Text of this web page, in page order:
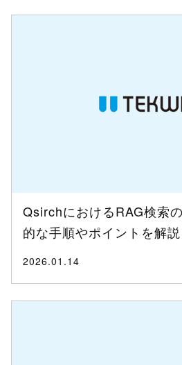
QsirchにおけるRAG検索
的な手順やポイントを解説
2026.01.14